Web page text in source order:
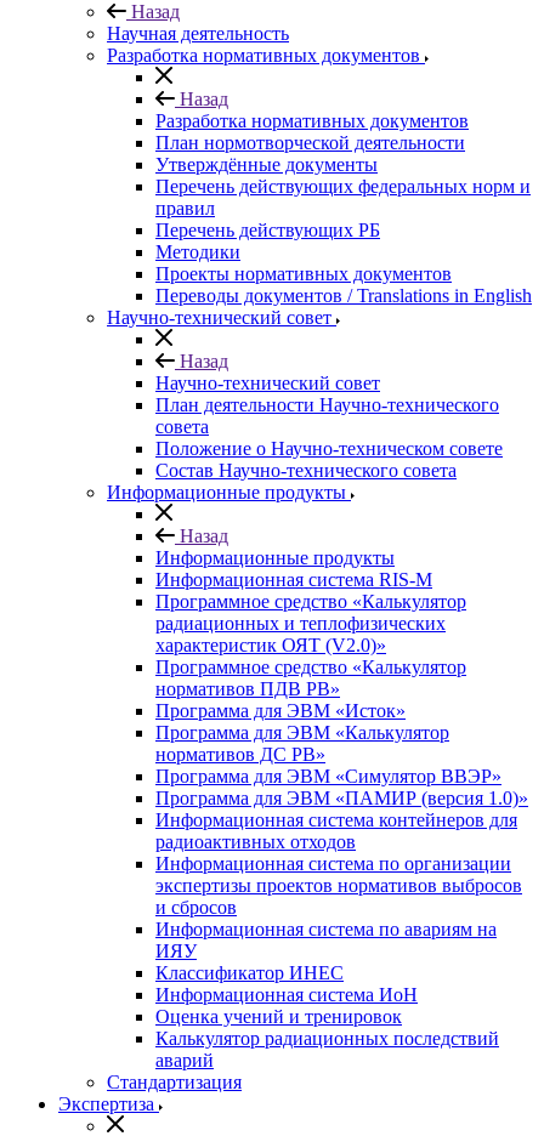
Назад
Научная деятельность
Разработка нормативных документов
Назад
Разработка нормативных документов
План нормотворческой деятельности
Утверждённые документы
Перечень действующих федеральных норм и
правил
Перечень действующих РБ
Методики
Проекты нормативных документов
Переводы документов / Translations in English
Научно-технический совет
Назад
Научно-технический совет
План деятельности Научно-технического
совета
Положение о Научно-техническом совете
Состав Научно-технического совета
Информационные продукты
Назад
Информационные продукты
Информационная система RIS-M
Программное средство «Калькулятор
радиационных и теплофизических
характеристик ОЯТ (V2.0)»
Программное средство «Калькулятор
нормативов ПДВ РВ»
Программа для ЭВМ «Исток»
Программа для ЭВМ «Калькулятор
нормативов ДС РВ»
Программа для ЭВМ «Симулятор ВВЭР»
Программа для ЭВМ «ПАМИР (версия 1.0)»
Информационная система контейнеров для
радиоактивных отходов
Информационная система по организации
экспертизы проектов нормативов выбросов
и сбросов
Информационная система по авариям на
ИЯУ
Классификатор ИНЕС
Информационная система ИоН
Оценка учений и тренировок
Калькулятор радиационных последствий
аварий
Стандартизация
Экспертиза